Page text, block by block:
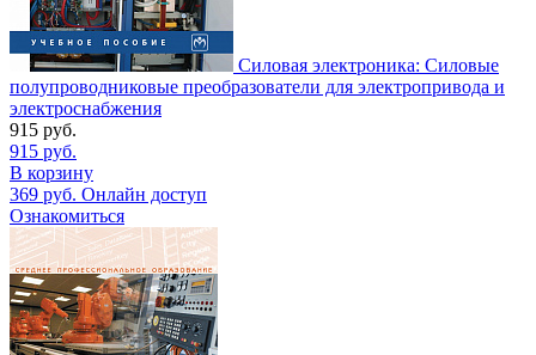
Силовая электроника: Силовые
полупроводниковые преобразователи для электропривода и
электроснабжения
915 руб.
915 руб.
В корзину
369 руб. Онлайн доступ
Ознакомиться